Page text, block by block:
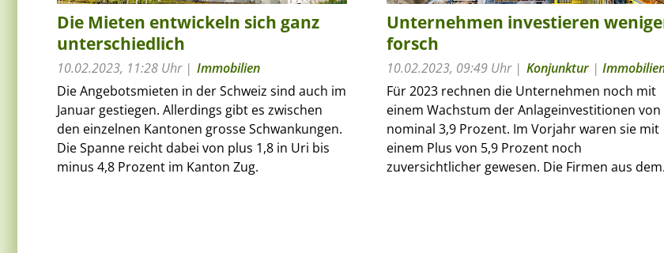
Die Mieten entwickeln sich ganz
unterschiedlich
10.02.2023, 11:28 Uhr
Immobilien
Die Angebotsmieten in der Schweiz sind auch im
Januar gestiegen. Allerdings gibt es zwischen
den einzelnen Kantonen grosse Schwankungen.
Die Spanne reicht dabei von plus 1,8 in Uri bis
minus 4,8 Prozent im Kanton Zug.
Unternehmen investieren
forsch
10.02.2023, 09:49 Uhr Konjunktur|
Für 2023 rechnen die Unternehmen noch mit
einem Wachstum der Anlageinvestitionen von
nominal 3,9 Prozent. Im Vorjahr waren sie mit
einem Plus von 5,9 Prozent noch
zuversichtlicher gewesen. Die Firmen aus